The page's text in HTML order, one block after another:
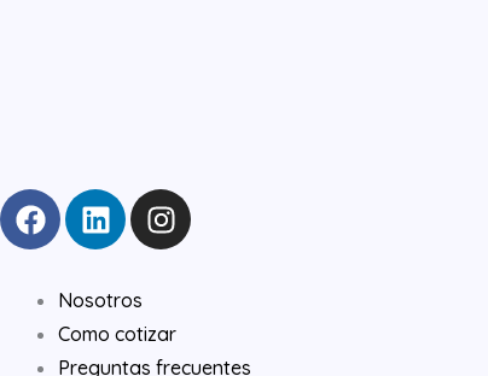
F
a
e
b
L
i
k
e
d
I
n
a
g
Nosotros
Como cotizar
Preguntas frecuentes